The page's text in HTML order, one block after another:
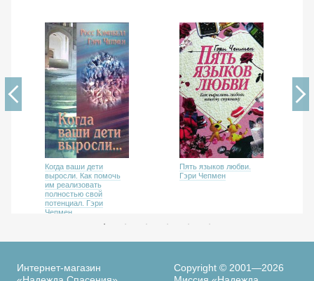
Когда ваши дети
выросли. Как помочь
им реализовать
полностью свой
потенциал. Гэри
Чепмен
Пять языков любви.
Гэри Чепмен
Интернет-магазин
Copyright © 2001—2026